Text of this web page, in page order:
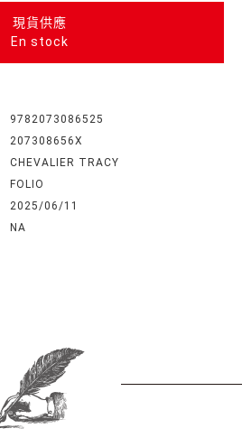
現貨供應
En stock
9782073086525
207308656X
CHEVALIER TRACY
FOLIO
2025/06/11
NA